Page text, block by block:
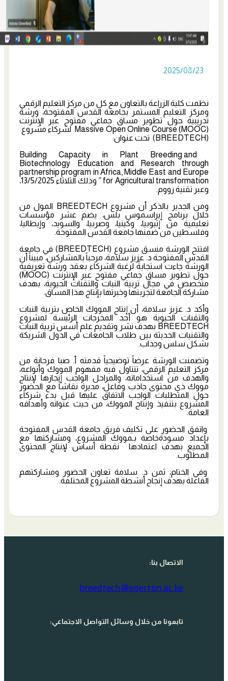
2025/08/23
نظمت كلية الزراعة بالتعاون مع كل من مركز التعليم الرقمي
ومركز التعليم المستمر بجامعة القدس المفتوحة، ورشة
تدريبية حول تطوير مساق جماعي مفتوح عبر الإنترنت
Massive Open Online Course (MOOC) لشركاء مشروع
(BREEDTECH) تحت عنوان:
Building Capacity in Plant Breeding and
Biotechnology Education and Research through
partnership program in Africa, Middle East and Europe
for Agricultural transformation ” وذلك الثلاثاء 13/5/2025،
وعبر تقنية زووم.
ومن الجدير بالذكر أن مشروع BREEDTECH المول من
خلال برنامج إيراسموس بلس، يضم عشر مؤسسات
تعليمية من إثيوبيا، وكينيا، وصربيا، والسويد، وإيطاليا،
وفلسطين من ضمنها جامعة القدس المفتوحة.
افتتح الورشة منسق مشروع (BREEDTECH) في جامعة
القدس المفتوحة د. عزيز سلامة، مرحباً بالمشاركين، مبيناً أن
الورشة جاءت استجابةً لرغبة الشركاء بعقد ورشة تعريفية
حول تطوير مساق جماعي مفتوح عبر الإنترنت (MOOC)
متخصص في مجال تربية النبات والتقنات الحيوية، بهدف
مشاركة الجامعة لتجربتها وخبرتها بإنتاج هذا المساق.
وأكد د. عزيز سلامة، أن إنتاج المووك الخاص بتربية النبات
والتقنات الحيوية هو أحد المخرجات الرئيسة لمشروع
BREEDTECH بهدف نشر وتقديم علم أسس تربية النبات
والتقنيات الحديثة بين طلاب الجامعات في الدول الشريكة
بشكل سلس وجذاب.
وتضمنت الورشة عرضاً توضيحياً قدمته أ. صبا فرحانة من
مركز التعليم الرقمي، تتناول فيه مفهوم المووك وأنواعه،
والهدف من استخداماته، والمراحل الواجب إنجازها لإنتاج
مووك ذي محتوى جاذب وفاعل، مديرة نقاشاً مع الحضور
حول المتطلبات الواجب الاتفاق عليها قبل بدء شركاء
المشروع بتنفيذ وإنتاج المووك، من حيث عنوانه وأهدافه
العامة.
واتفق الحضور على تكليف فريق جامعة القدس المفتوحة
بإعداد مسودةخاصة بـمووك المشروع، ومشاركتها مع
الجميع بهدف اعتمادها نقطة أساس لإنتاج المحتوى
المطلوب.
وفي الختام، ثمن د. سلامة تعاون الحضور ومشاركتهم
الفاعلة بهدف إنجاح أنشطة المشروع المختلفة.
الاتصال بنا:
breedtech@egerton.ac.ke
تابعونا من خلال وسائل التواصل الاجتماعي: